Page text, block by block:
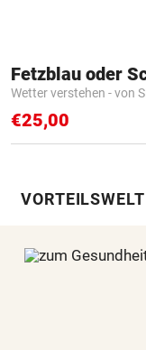
Fetzblau oder
Wetter verstehen - von
€25,00